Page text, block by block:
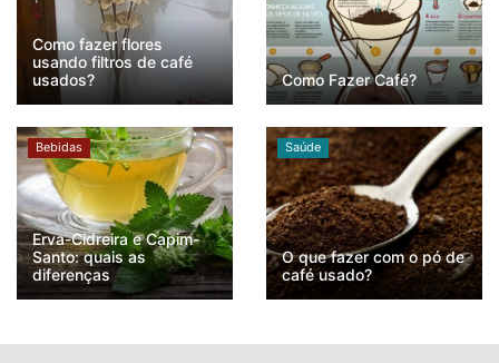
Como fazer flores
usando filtros de café
usados?
Como Fazer Café?
Bebidas
Erva-Cidreira e Capim-
Santo: quais as
diferenças
Saúde
O que fazer com o pó de
café usado?